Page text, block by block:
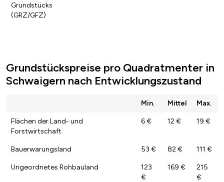
Grundstücks
(GRZ/GFZ)
Grundstückspreise pro Quadratmenter in
Schwaigern nach Entwicklungszustand
Min. Mittel Max.
Flächen der Land- und
Forstwirtschaft
6 € 12 € 19 €
Bauerwarungsland 53 € 82 € 111 €
Ungeordnetes Rohbauland
123
€
169 €
215
€